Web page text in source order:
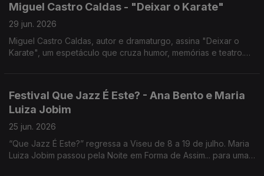
Miguel Castro Caldas - "Deixar o Karate"
29 jun. 2026
Miguel Castro Caldas, autor e dramaturgo, assina "Deixar o
Karate", um espetáculo que cruza humor, memórias e teatro.
Festival Que Jazz É Este? - Ana Bento e Maria
Luiza Jobim
25 jun. 2026
“Que Jazz É Este?” regressa a Viseu de 8 a 19 de julho. Maria
Luiza Jobim passou pela Noite em Forma de Assim... para uma